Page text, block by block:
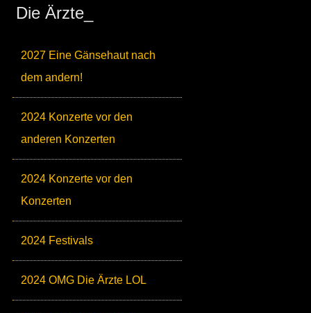
Die Ärzte_
2027 Eine Gänsehaut nach
dem andern!
2024 Konzerte vor den
anderen Konzerten
2024 Konzerte vor den
Konzerten
2024 Festivals
2024 OMG Die Ärzte LOL